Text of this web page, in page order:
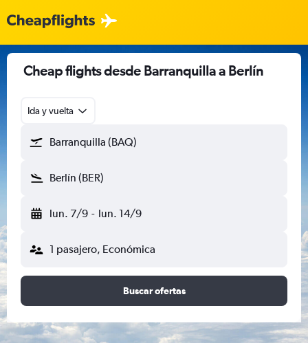
Cheap flights desde Barranquilla a Berlín
Ida y vuelta
Barranquilla (BAQ)
Berlín (BER)
lun. 7/9 - lun. 14/9
1 pasajero, Económica
Buscar ofertas